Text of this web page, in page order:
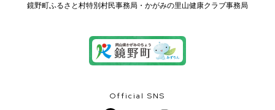
鏡野町ふるさと村特別村民事務局・かがみの里山健康クラブ事務局
Official SNS